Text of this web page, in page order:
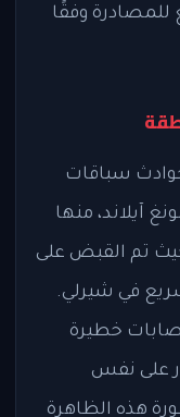
للمصادرة وفقًا
سباقات
آيلاند، منها
تم القبض على
في شيرلي.
شرطي في يناير 2025 لإصابات خطيرة
على نفس
هذه الظاهرة